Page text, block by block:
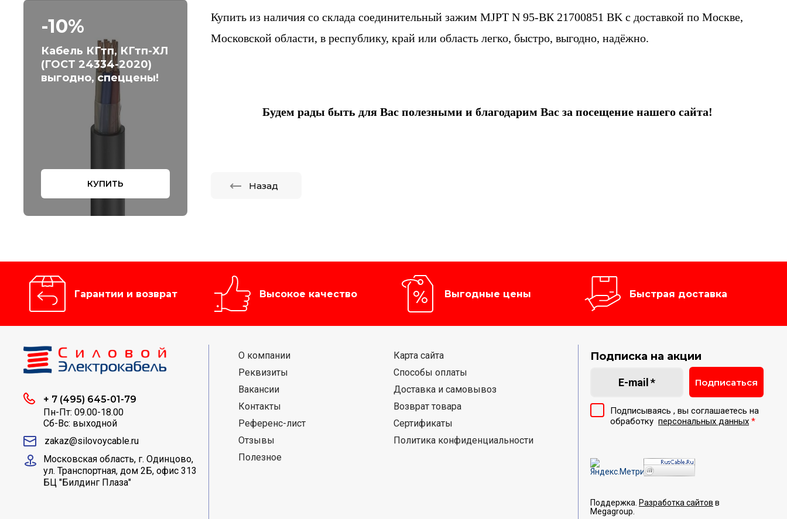
-10%
Кабель КГтп, КГтп-ХЛ
(ГОСТ 24334-2020)
выгодно, спеццены!
КУПИТЬ
Купить из наличия со склада соединительный зажим MJPT N 95-ВК 21700851 BK с доставкой по Москве,
Московской области, в республику, край или область легко, быстро, выгодно, надёжно.
Будем рады быть для Вас полезными и благодарим Вас за посещение нашего сайта!
Назад
Гарантии и возврат Высокое качество Выгодные цены Быстрая доставка
+ 7 (495) 645-01-79
Пн-Пт: 09.00-18.00
Сб-Вс: выходной
zakaz@silovoycable.ru
Московская область, г. Одинцово,
ул. Транспортная, дом 2Б, офис 313
БЦ "Билдинг Плаза"
О компании
Реквизиты
Вакансии
Контакты
Референс-лист
Отзывы
Полезное
Карта сайта
Способы оплаты
Доставка и самовывоз
Возврат товара
Сертификаты
Политика конфиденциальности
Подписка на акции
Подписываясь , вы соглашаетесь на
обработку персональных данных *
Подписаться
Поддержка. Разработка сайтов в
Megagroup.